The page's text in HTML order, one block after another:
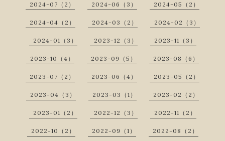
2024-07（2） 2024-06（3） 2024-05（2）
2024-04（2） 2024-03（2） 2024-02（3）
2024-01（3） 2023-12（3） 2023-11（3）
2023-10（4） 2023-09（5） 2023-08（6）
2023-07（2） 2023-06（4） 2023-05（2）
2023-04（3） 2023-03（1） 2023-02（2）
2023-01（2） 2022-12（3） 2022-11（2）
2022-10（2） 2022-09（1） 2022-08（2）